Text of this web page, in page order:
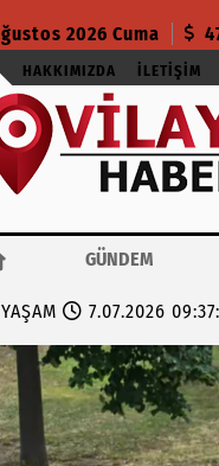
2026 Cuma
HAKKIMIZDA İLETIŞIM
GÜNDEM
YAŞAM 7.07.2026